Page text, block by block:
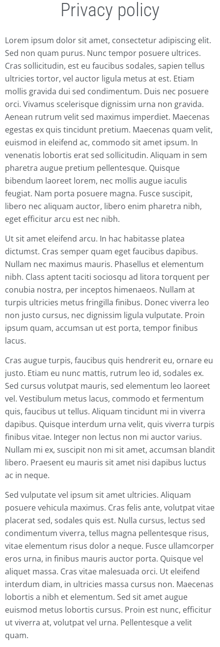
Privacy policy
Lorem ipsum dolor sit amet, consectetur adipiscing elit.
Sed non quam purus. Nunc tempor posuere ultrices.
Cras sollicitudin, est eu faucibus sodales, sapien tellus
ultricies tortor, vel auctor ligula metus at est. Etiam
mollis gravida dui sed condimentum. Duis nec posuere
orci. Vivamus scelerisque dignissim urna non gravida.
Aenean rutrum velit sed maximus imperdiet. Maecenas
egestas ex quis tincidunt pretium. Maecenas quam velit,
euismod in eleifend ac, commodo sit amet ipsum. In
venenatis lobortis erat sed sollicitudin. Aliquam in sem
pharetra augue pretium pellentesque. Quisque
bibendum laoreet lorem, nec mollis augue iaculis
feugiat. Nam porta posuere magna. Fusce suscipit,
libero nec aliquam auctor, libero enim pharetra nibh,
eget efficitur arcu est nec nibh.
Ut sit amet eleifend arcu. In hac habitasse platea
dictumst. Cras semper quam eget faucibus dapibus.
Nullam nec maximus mauris. Phasellus et elementum
nibh. Class aptent taciti sociosqu ad litora torquent per
conubia nostra, per inceptos himenaeos. Nullam at
turpis ultricies metus fringilla finibus. Donec viverra leo
non justo cursus, nec dignissim ligula vulputate. Proin
ipsum quam, accumsan ut est porta, tempor finibus
lacus.
Cras augue turpis, faucibus quis hendrerit eu, ornare eu
justo. Etiam eu nunc mattis, rutrum leo id, sodales ex.
Sed cursus volutpat mauris, sed elementum leo laoreet
vel. Vestibulum metus lacus, commodo et fermentum
quis, faucibus ut tellus. Aliquam tincidunt mi in viverra
dapibus. Quisque interdum urna velit, quis viverra turpis
finibus vitae. Integer non lectus non mi auctor varius.
Nullam mi ex, suscipit non mi sit amet, accumsan blandit
libero. Praesent eu mauris sit amet nisi dapibus luctus
ac in neque.
Sed vulputate vel ipsum sit amet ultricies. Aliquam
posuere vehicula maximus. Cras felis ante, volutpat vitae
placerat sed, sodales quis est. Nulla cursus, lectus sed
condimentum viverra, tellus magna pellentesque risus,
vitae elementum risus dolor a neque. Fusce ullamcorper
eros urna, in finibus mauris auctor porta. Quisque vel
aliquet massa. Cras vitae malesuada orci. Ut eleifend
interdum diam, in ultricies massa cursus non. Maecenas
lobortis a nibh et elementum. Sed sit amet augue
euismod metus lobortis cursus. Proin est nunc, efficitur
ut viverra at, volutpat vel urna. Pellentesque a velit
quam.